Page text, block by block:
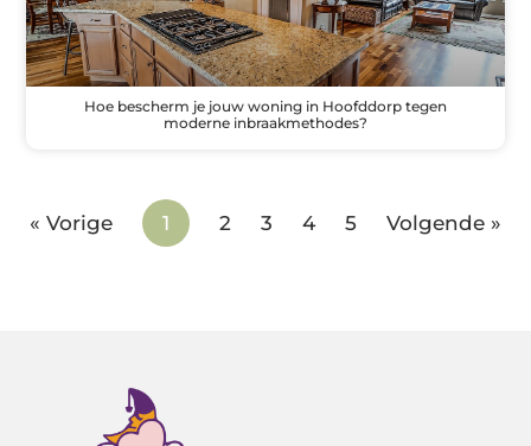
Hoe bescherm je jouw woning in Hoofddorp tegen
moderne inbraakmethodes?
« Vorige 1 2 3 4 5 Volgende »